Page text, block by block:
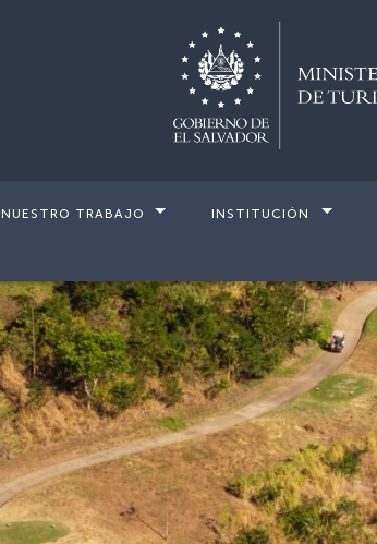
NUESTRO TRABAJO INSTITUCIÓN